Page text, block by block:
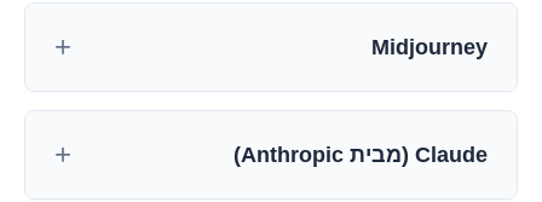
Midjourney
Claude (מבית Anthropic)